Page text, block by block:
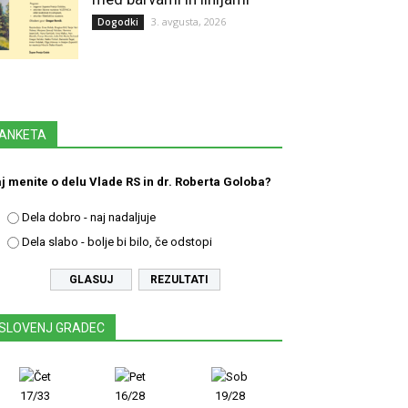
Dogodki 3. avgusta, 2026
menite o delu Vlade RS in dr. Roberta Goloba?
Dela dobro - naj nadaljuje
Dela slabo - bolje bi bilo, če odstopi
REZULTATI
GRADEC
17/33 16/28 19/28